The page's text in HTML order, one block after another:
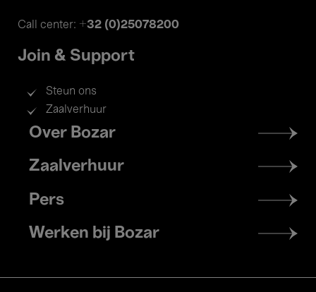
Call center: +32 (0)25078200
Join & Support
Steun ons
Zaalverhuur
Footer
menu
Over Bozar
Zaalverhuur
Pers
Werken bij Bozar